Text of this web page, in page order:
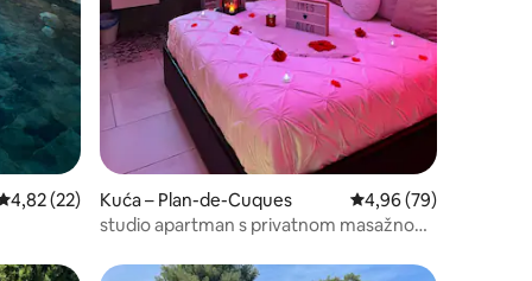
ocjena: 4,82/5, recenzija: 22
4,82 (22)
Kuća – Plan-de-Cuques Prosječna ocjena:
4,96 (79)
studio apartman s privatnom masažnom